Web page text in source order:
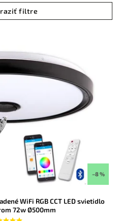
–8 %
WiFi RGB CCT LED svietidlo
72w Ø500mm